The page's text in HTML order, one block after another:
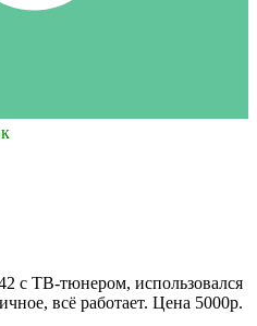
с ТВ-тюнером, использовался
всё работает. Цена 5000р.